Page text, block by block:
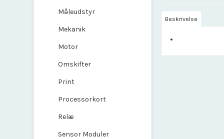
Måleudstyr
Mekanik
Motor
Omskifter
Print
Processorkort
Relæ
Sensor Moduler
Beskrivelse